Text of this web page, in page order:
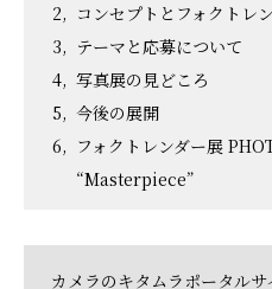
コンセプトとフォクトレ
テーマと応募について
写真展の見どころ
今後の展開
フォクトレンダー展
“Masterpiece”
カメラのキタムラポータル